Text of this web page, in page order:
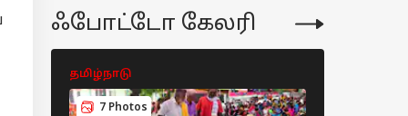
ஃபோட்டோ கேலரி
தமிழ்நாடு
7 Photos